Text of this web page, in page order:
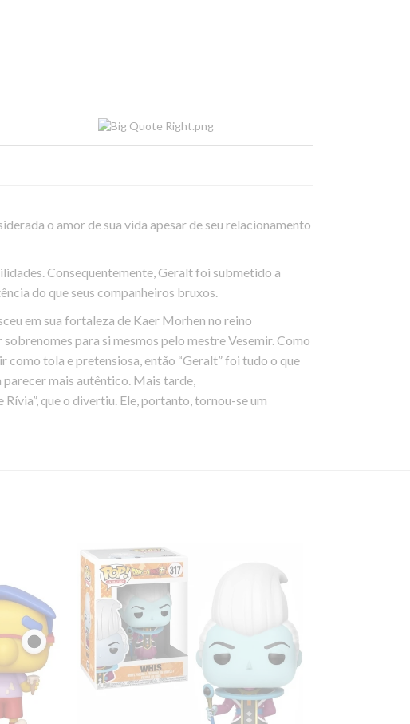
o amor de sua vida apesar de seu relacionamento
Consequentemente, Geralt foi submetido a
do que seus companheiros bruxos.
em sua fortaleza de Kaer Morhen no reino
para si mesmos pelo mestre Vesemir. Como
como tola e pretensiosa, então “Geralt” foi tudo o que
parecer mais autêntico. Mais tarde,
que o divertiu. Ele, portanto, tornou-se um